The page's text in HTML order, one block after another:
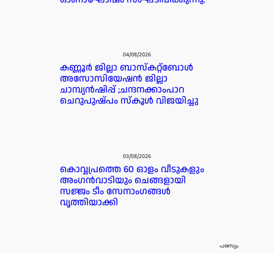
04/08/2026
കണ്ണൂർ ജില്ലാ ബാസ്കറ്റ്ബോൾ
അസോസിയേഷൻ ജില്ലാ
ചാമ്പ്യൻഷിപ്പ് ;ചന്ദനക്കാംപാറ
ചെറുപുഷ്പം സ്കൂൾ വിജയിച്ചു
03/08/2026
കൊവ്വപ്രത്തെ 60 ഓളം വീടുകളും
അംഗൻവാടിയും ചെങ്ങളായി
സജ്ജം ടീം സേനാംഗങ്ങൾ
വൃത്തിയാക്കി
പരസ്യം